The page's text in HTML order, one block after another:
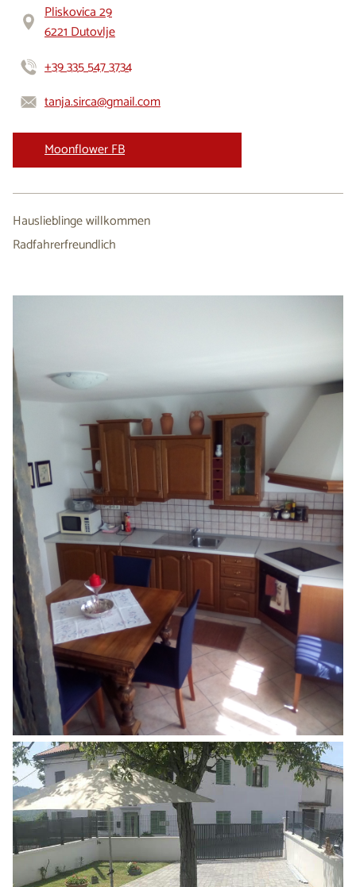
Pliskovica 29
6221 Dutovlje
+39 335 547 3734
tanja.sirca@gmail.com
Moonflower FB
Hauslieblinge willkommen
Radfahrerfreundlich